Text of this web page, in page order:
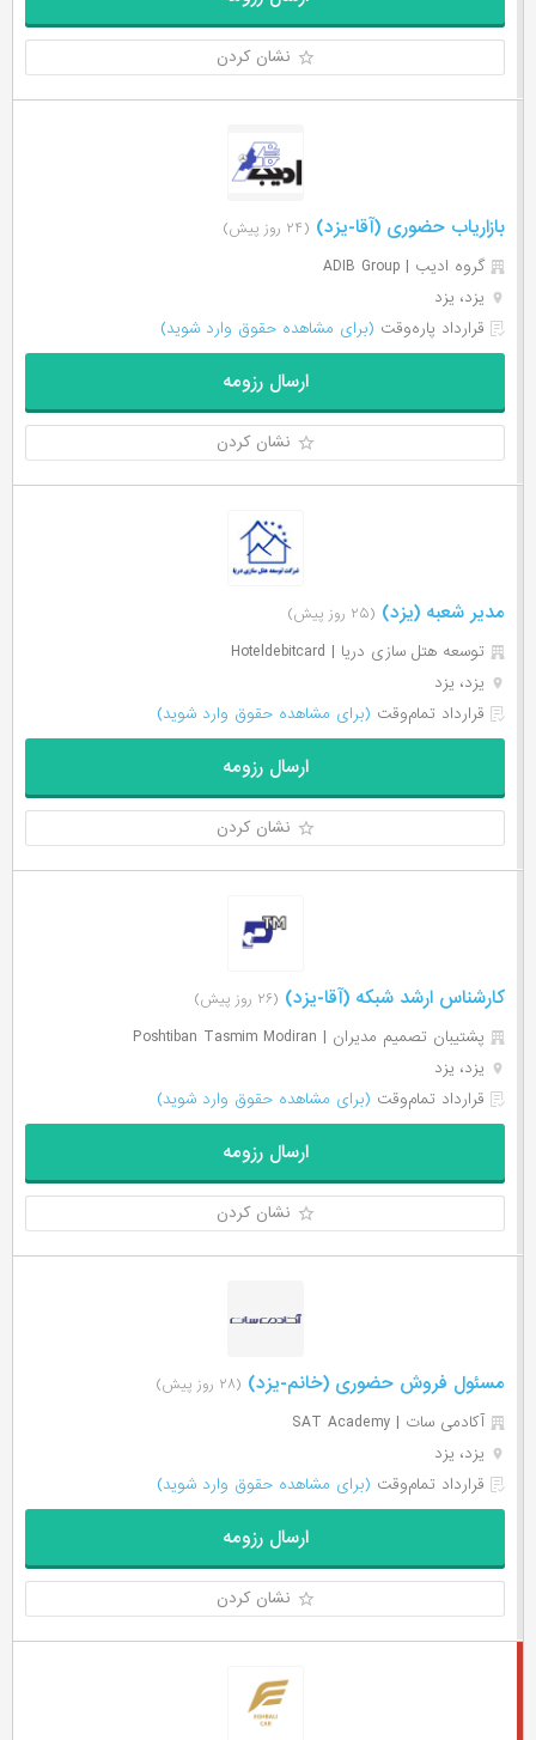
نشان کردن
بازاریاب حضوری (آقا-یزد) (۲۴ روز پیش)
گروه ادیب | ADIB Group
یزد، یزد
قرارداد پاره‌وقت (برای مشاهده حقوق وارد شوید)
ارسال رزومه
نشان کردن
مدیر شعبه (یزد) (۲۵ روز پیش)
توسعه هتل سازی دریا | Hoteldebitcard
یزد، یزد
قرارداد تمام‌وقت (برای مشاهده حقوق وارد شوید)
ارسال رزومه
نشان کردن
کارشناس ارشد شبکه (آقا-یزد) (۲۶ روز پیش)
پشتیبان تصمیم مدیران | Poshtiban Tasmim Modiran
یزد، یزد
قرارداد تمام‌وقت (برای مشاهده حقوق وارد شوید)
ارسال رزومه
نشان کردن
مسئول فروش حضوری (خانم-یزد) (۲۸ روز پیش)
آکادمی سات | SAT Academy
یزد، یزد
قرارداد تمام‌وقت (برای مشاهده حقوق وارد شوید)
ارسال رزومه
نشان کردن